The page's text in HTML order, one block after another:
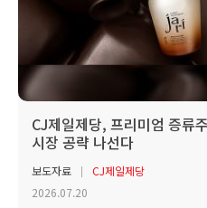
CJ제일제당, 프리미엄 증류
시장 공략 나선다
보도자료
CJ제일제당
2026.07.20